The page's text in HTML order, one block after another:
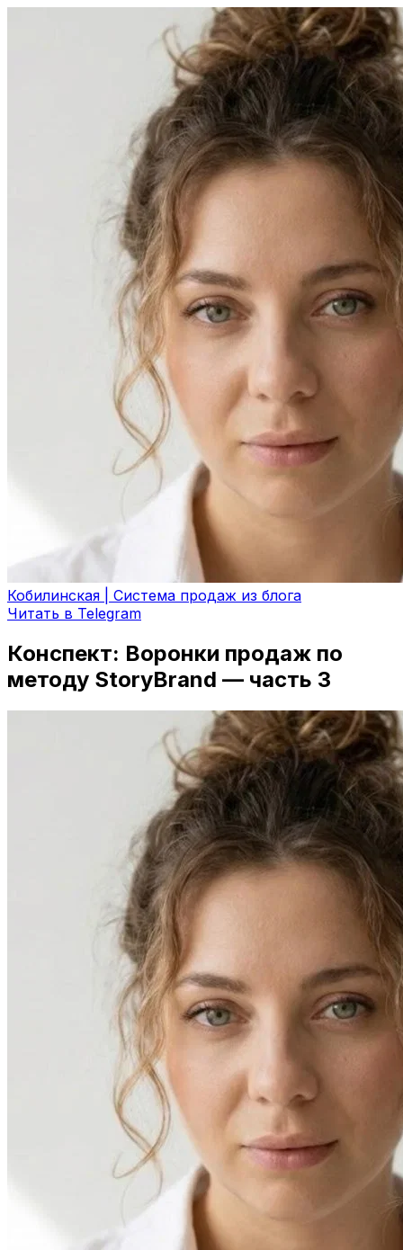
Кобилинская | Система продаж из блога
Читать в Telegram
Конспект: Воронки продаж по
методу StoryBrand — часть 3